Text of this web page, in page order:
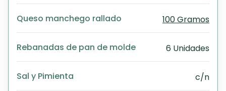
Queso manchego rallado 100 Gramos
Rebanadas de pan de molde 6 Unidades
Sal y Pimienta c/n